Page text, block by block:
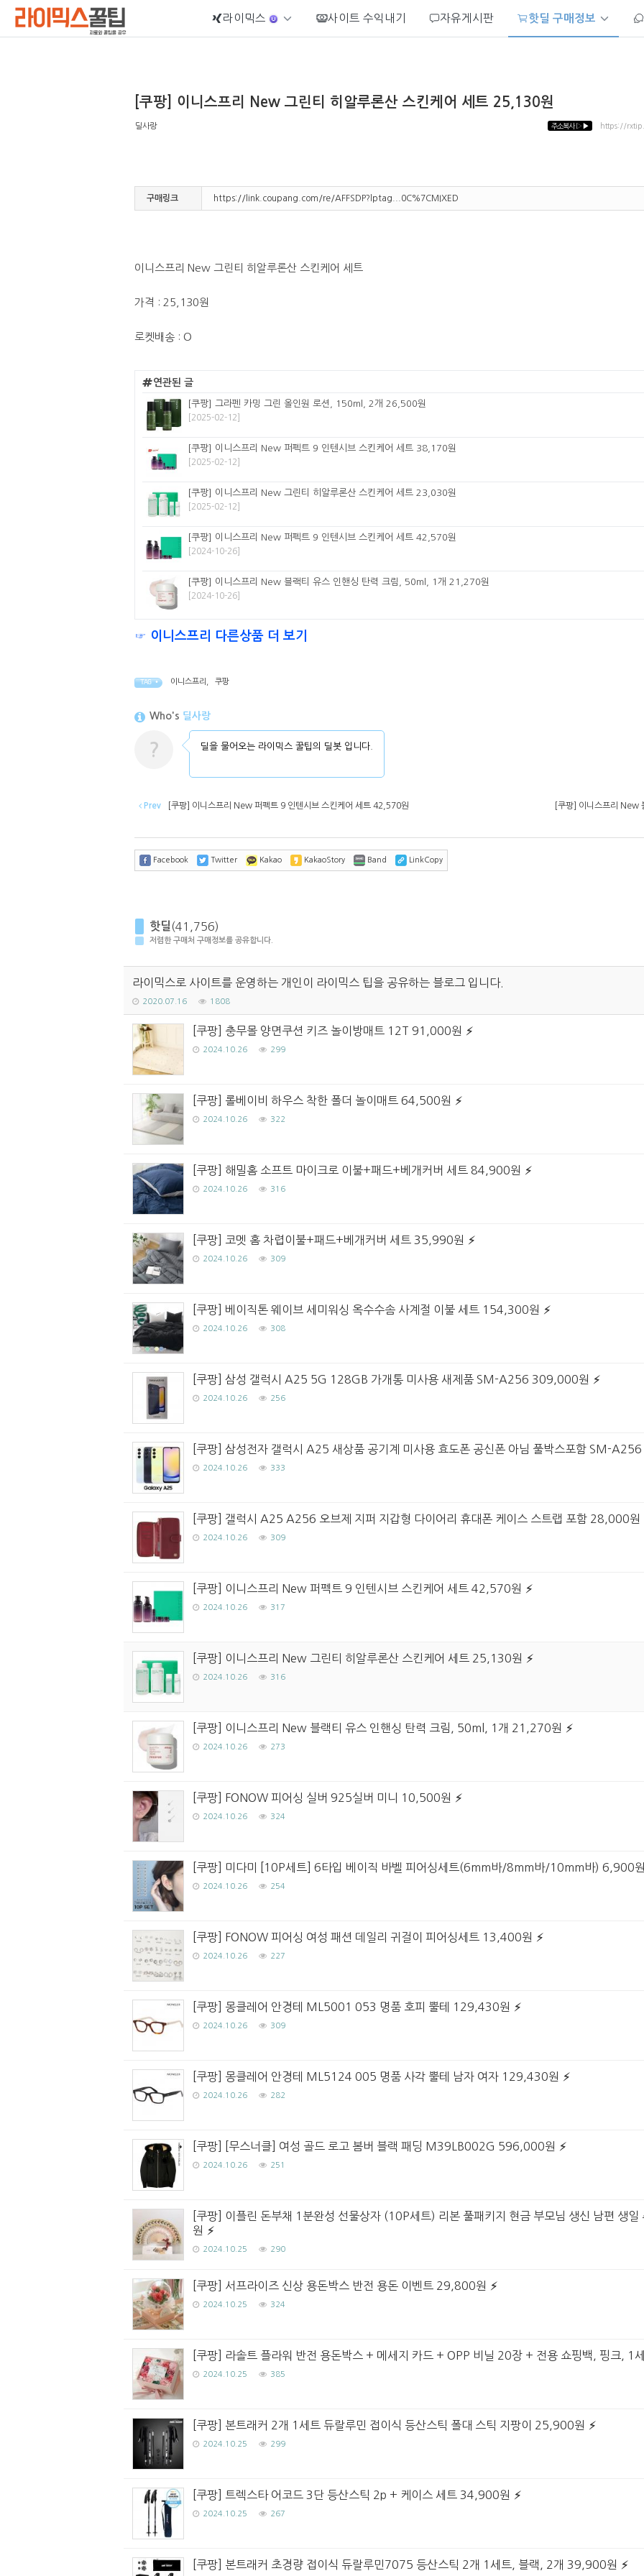
라이믹스 사이트 수익내기 자유게시판 핫딜 구매정보
[쿠팡] 이니스프리 New 그린티 히알루론산 스킨케어 세트 25,130원
딜사랑 주소복사 ▷▶ https://
구매링크 https://link.coupang.com/re/AFFSDP?lptag...0C%7CMIXED
이니스프리 New 그린티 히알루론산 스킨케어 세트
가격 : 25,130원
로켓배송 : O
연관된 글
[쿠팡] 그라펜 카밍 그린 올인원 로션, 150ml, 2개 26,500원
[2025-02-12]
[쿠팡] 이니스프리 New 퍼펙트 9 인텐시브 스킨케어 세트 38,170원
[2025-02-12]
[쿠팡] 이니스프리 New 그린티 히알루론산 스킨케어 세트 23,030원
[2025-02-12]
[쿠팡] 이니스프리 New 퍼펙트 9 인텐시브 스킨케어 세트 42,570원
[2024-10-26]
[쿠팡] 이니스프리 New 블랙티 유스 인핸싱 탄력 크림, 50ml, 1개 21,270원
[2024-10-26]
☞ 이니스프리 다른상품 더 보기
TAG • 이니스프리 쿠팡
Who's 딜사랑
? 딜을 물어오는 라이믹스 꿀팁의 딜봇 입니다.
Prev [쿠팡] 이니스프리 New 퍼펙트 9 인텐시브 스킨케어 세트 42,570원 [쿠팡] 이니스프리
Facebook Twitter Kakao KakaoStory Band LinkCopy
핫딜 (41,756)
저렴한 구매처 구매정보를 공유합니다.
라이믹스로 사이트를 운영하는 개인이 라이믹스 팁을 공유하는 블로그 입니다.
2020.07.16 1808
[쿠팡] 충무몰 양면쿠션 키즈 놀이방매트 12T 91,000원
2024.10.26 299
[쿠팡] 롤베이비 하우스 착한 폴더 놀이매트 64,500원
2024.10.26 322
[쿠팡] 해밀홈 소프트 마이크로 이불+패드+베개커버 세트 84,900원
2024.10.26 316
[쿠팡] 코멧 홈 차렵이불+패드+베개커버 세트 35,990원
2024.10.26 309
[쿠팡] 베이직톤 웨이브 세미워싱 옥수수솜 사계절 이불 세트 154,300원
2024.10.26 308
[쿠팡] 삼성 갤럭시 A25 5G 128GB 가개통 미사용 새제품 SM-A256 309,000원
2024.10.26 256
[쿠팡] 삼성전자 갤럭시 A25 새상품 공기계 미사용 효도폰 공신폰 아님 풀박스포함 SM-
2024.10.26 333
[쿠팡] 갤럭시 A25 A256 오브제 지퍼 지갑형 다이어리 휴대폰 케이스 스트랩 포함 28,000원
2024.10.26 309
[쿠팡] 이니스프리 New 퍼펙트 9 인텐시브 스킨케어 세트 42,570원
2024.10.26 317
[쿠팡] 이니스프리 New 그린티 히알루론산 스킨케어 세트 25,130원
2024.10.26 316
[쿠팡] 이니스프리 New 블랙티 유스 인핸싱 탄력 크림, 50ml, 1개 21,270원
2024.10.26 273
[쿠팡] FONOW 피어싱 실버 925실버 미니 10,500원
2024.10.26 324
[쿠팡] 미다미 [10P세트] 6타입 베이직 바벨 피어싱세트(6mm바/8mm바/10mm바) 6,900
2024.10.26 254
[쿠팡] FONOW 피어싱 여성 패션 데일리 귀걸이 피어싱세트 13,400원
2024.10.26 227
[쿠팡] 몽클레어 안경테 ML5001 053 명품 호피 뿔테 129,430원
2024.10.26 309
[쿠팡] 몽클레어 안경테 ML5124 005 명품 사각 뿔테 남자 여자 129,430원
2024.10.26 282
[쿠팡] [무스너클] 여성 골드 로고 봄버 블랙 패딩 M39LB002G 596,000원
2024.10.26 251
[쿠팡] 이플린 돈부채 1분완성 선물상자 (10P세트) 리본 풀패키지 현금 부모님 생신 남편 생
원
2024.10.25 290
[쿠팡] 서프라이즈 신상 용돈박스 반전 용돈 이벤트 29,800원
2024.10.25 324
[쿠팡] 라솔트 플라워 반전 용돈박스 + 메세지 카드 + OPP 비닐 20장 + 전용 쇼핑백, 핑크, 1
2024.10.25 385
[쿠팡] 본트래커 2개 1세트 듀랄루민 접이식 등산스틱 폴대 스틱 지팡이 25,900원
2024.10.25 299
[쿠팡] 트렉스타 어코드 3단 등산스틱 2p + 케이스 세트 34,900원
2024.10.25 267
[쿠팡] 본트래커 초경량 접이식 듀랄루민7075 등산스틱 2개 1세트, 블랙, 2개 39,900원
Sketchbook5, 스케치북5